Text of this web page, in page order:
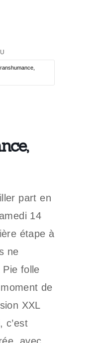
part en
14
étape à
ne
Pie folle
de
XXL
c’est